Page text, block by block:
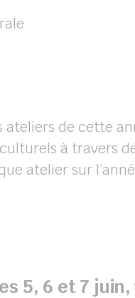
ateliers de cette
à travers
atelier sur
5, 6 et 7